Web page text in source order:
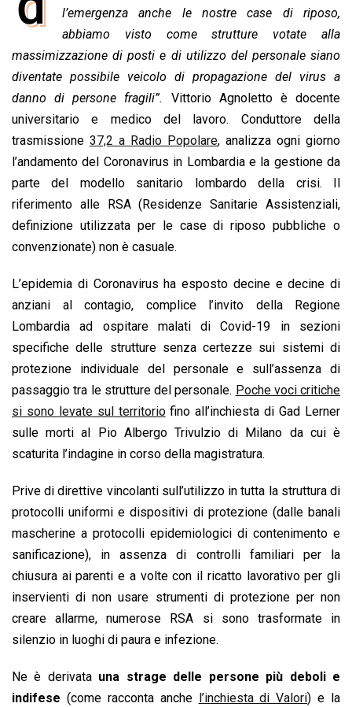
e
o
o
k
t
s
A
p
p
k
d
I
n
e
a
d
s
i
l
L
i
n
k
n
t
l’emergenza anche le nostre case di riposo,
abbiamo visto come strutture votate alla
massimizzazione di posti e di utilizzo del personale siano
diventate possibile veicolo di propagazione del virus a
danno di persone fragili”.
Vittorio Agnoletto è docente
universitario e medico del lavoro. Conduttore della
trasmissione 37,2 a Radio Popolare, analizza ogni giorno
l’andamento del Coronavirus in Lombardia e la gestione da
parte del modello sanitario lombardo della crisi. Il
riferimento alle RSA (Residenze Sanitarie Assistenziali,
definizione utilizzata per le case di riposo pubbliche o
convenzionate) non è casuale.
L’epidemia di Coronavirus ha esposto decine e decine di
anziani al contagio, complice l’invito della Regione
Lombardia ad ospitare malati di Covid-19 in sezioni
specifiche delle strutture senza certezze sui sistemi di
protezione individuale del personale e sull’assenza di
passaggio tra le strutture del personale. Poche voci critiche
si sono levate sul territoriofino all’inchiesta di Gad Lerner
sulle morti al Pio Albergo Trivulzio di Milano da cui è
scaturita l’indagine in corso della magistratura.
Prive di direttive vincolanti sull’utilizzo in tutta la struttura di
protocolli uniformi e dispositivi di protezione (dalle banali
mascherine a protocolli epidemiologici di contenimento e
sanificazione), in assenza di controlli familiari per la
chiusura ai parenti e a volte con il ricatto lavorativo per gli
inservienti di non usare strumenti di protezione per non
creare allarme, numerose RSA si sono trasformate in
silenzio in luoghi di paura e infezione.
Ne è derivata una strage delle persone più deboli e
indifese (come racconta anche l’inchiesta di Valori) e la